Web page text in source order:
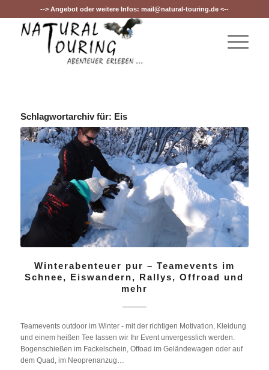
--> Angebot oder weitere Infos: mail@natural-touring.de<--
Schlagwortarchiv für: Eis
Winterabenteuer pur – Teamevents im
Schnee, Eiswandern, Rallys, Offroad und
mehr
Teamevents outdoor im Winter - mit der richtigen Motivation, Kleidung
und einem heißen Tee lassen wir Ihr Event unvergesslich werden.
Bogenschießen im Fackelschein, Offoad im Geländewagen oder auf
dem Quad, im Neoprenanzug…